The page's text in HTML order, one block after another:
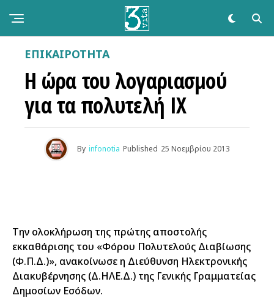
ΕΠΙΚΑΙΡΌΤΗΤΑ
Η ώρα του λογαριασμού
για τα πολυτελή ΙΧ
By infonotia Published 25 Νοεμβρίου 2013
Την ολοκλήρωση της πρώτης αποστολής
εκκαθάρισης του «Φόρου Πολυτελούς Διαβίωσης
(Φ.Π.Δ.)», ανακοίνωσε η Διεύθυνση Ηλεκτρονικής
Διακυβέρνησης (Δ.ΗΛΕ.Δ.) της Γενικής Γραμματείας
Δημοσίων Εσόδων.